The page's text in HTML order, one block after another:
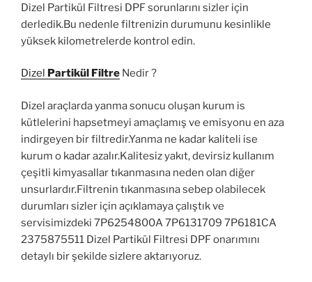
Dizel Partikül Filtresi DPF sorunlarını sizler için
derledik.Bu nedenle filtrenizin durumunu kesinlikle
yüksek kilometrelerde kontrol edin.
Dizel Partikül Filtre Nedir ?
Dizel araçlarda yanma sonucu oluşan kurum is
kütlelerini hapsetmeyi amaçlamış ve emisyonu en aza
indirgeyen bir filtredir.Yanma ne kadar kaliteli ise
kurum o kadar azalır.Kalitesiz yakıt, devirsiz kullanım
çeşitli kimyasallar tıkanmasına neden olan diğer
unsurlardır.Filtrenin tıkanmasına sebep olabilecek
durumları sizler için açıklamaya çalıştık ve
servisimizdeki 7P6254800A 7P6131709 7P6181CA
2375875511 Dizel Partikül Filtresi DPF onarımını
detaylı bir şekilde sizlere aktarıyoruz.